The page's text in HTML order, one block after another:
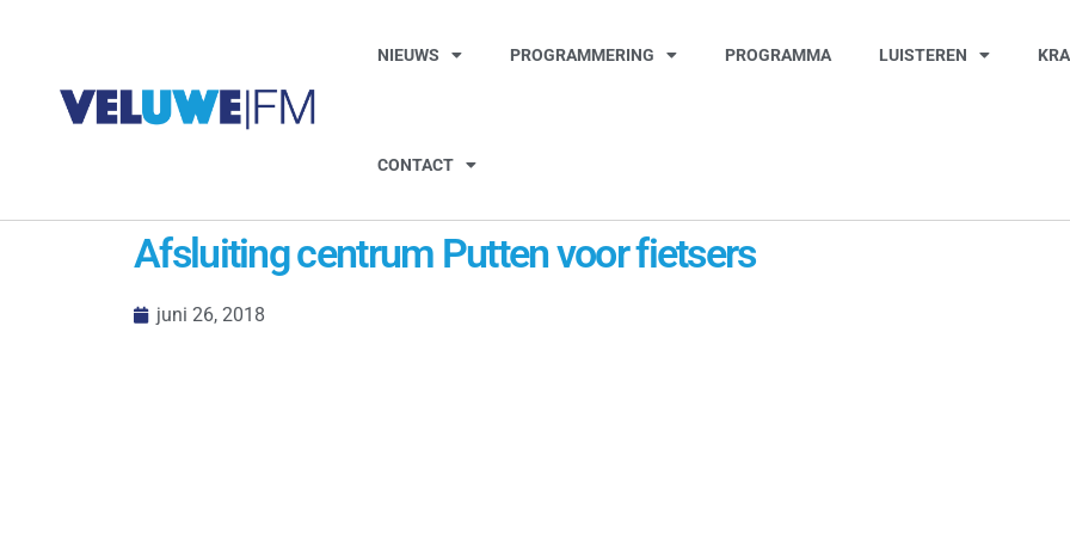
NIEUWS PROGRAMMERING PROGRAMMA LUISTEREN
CONTACT
Afsluiting centrum Putten voor fietsers
juni 26, 2018